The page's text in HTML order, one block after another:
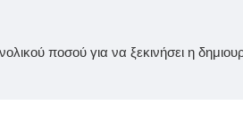
ποσού για να ξεκινήσει η